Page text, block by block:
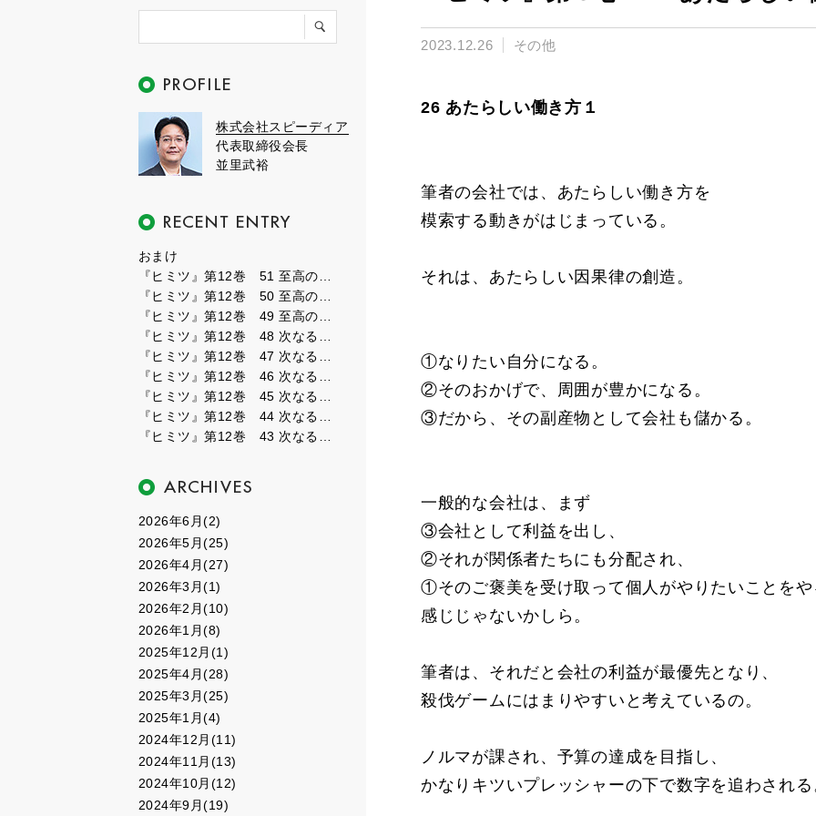
株式会社スピーディア
代表取締役会長
並里武裕
おまけ
2026年6月(2)
2026年5月(25)
2026年4月(27)
2026年3月(1)
2026年2月(10)
2026年1月(8)
2025年12月(1)
2025年4月(28)
2025年3月(25)
2025年1月(4)
2024年12月(11)
2024年11月(13)
2024年10月(12)
2024年9月(19)
2023.12.26 その他
26 あたらしい働き方１
筆者の会社では、あたらしい働き方を
模索する動きがはじまっている。
それは、あたらしい因果律の創造。
①なりたい自分になる。
②そのおかげで、周囲が豊かになる。
③だから、その副産物として会社も儲かる。
一般的な会社は、まず
③会社として利益を出し、
②それが関係者たちにも分配され、
①そのご褒美を受け取って個人がやりたいことをや
感じじゃないかしら。
筆者は、それだと会社の利益が最優先となり、
殺伐ゲームにはまりやすいと考えているの。
ノルマが課され、予算の達成を目指し、
かなりキツいプレッシャーの下で数字を追わされる